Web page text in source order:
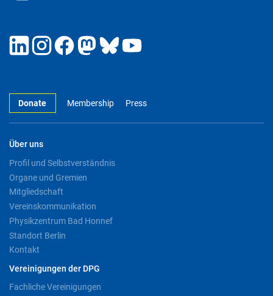
Donate Membership Press
Über uns
Profil und Selbstverständnis
Organe und Gremien
Mitgliedschaft
Vereinskommunikation
Physikzentrum Bad Honnef
Standort Berlin
Kontakt
Vereinigungen der DPG
Fachliche Vereinigungen